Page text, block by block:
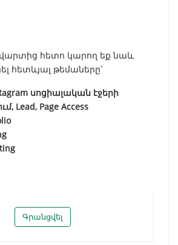
հետո կարող եք նաև
հետևյալ թեմաները՝
սոցիալական էջերի
Lead, Page Access
Գրանցվել